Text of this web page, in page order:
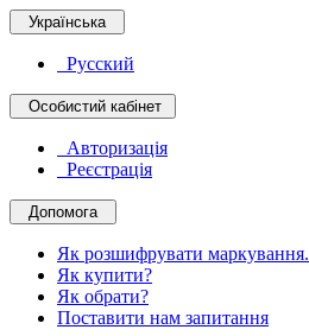
Українська
Русский
Особистий кабінет
Авторизація
Реєстрація
Допомога
Як розшифрувати маркування.
Як купити?
Як обрати?
Поставити нам запитання